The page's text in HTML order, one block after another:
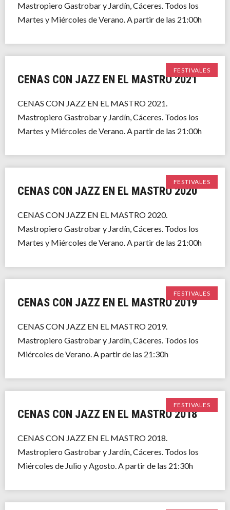
Mastropiero Gastrobar y Jardín, Cáceres. Todos los
Martes y Miércoles de Verano. A partir de las 21:00h
FESTIVALES
CENAS CON JAZZ EN EL MASTRO 2021
CENAS CON JAZZ EN EL MASTRO 2021.
Mastropiero Gastrobar y Jardín, Cáceres. Todos los
Martes y Miércoles de Verano. A partir de las 21:00h
FESTIVALES
CENAS CON JAZZ EN EL MASTRO 2020
CENAS CON JAZZ EN EL MASTRO 2020.
Mastropiero Gastrobar y Jardín, Cáceres. Todos los
Martes y Miércoles de Verano. A partir de las 21:00h
FESTIVALES
CENAS CON JAZZ EN EL MASTRO 2019
CENAS CON JAZZ EN EL MASTRO 2019.
Mastropiero Gastrobar y Jardín, Cáceres. Todos los
Miércoles de Verano. A partir de las 21:30h
FESTIVALES
CENAS CON JAZZ EN EL MASTRO 2018
CENAS CON JAZZ EN EL MASTRO 2018.
Mastropiero Gastrobar y Jardín, Cáceres. Todos los
Miércoles de Julio y Agosto. A partir de las 21:30h